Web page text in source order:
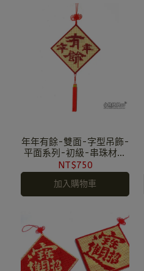
年年有餘-雙面-字型吊飾-
平面系列-初級-串珠材料
包
NT$750
加入購物車